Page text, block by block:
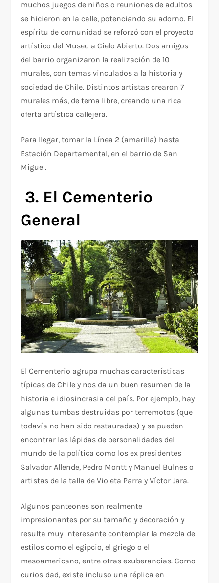
muchos juegos de niños o reuniones de adultos
se hicieron en la calle, potenciando su adorno. El
espíritu de comunidad se reforzó con el proyecto
artístico del Museo a Cielo Abierto. Dos amigos
del barrio organizaron la realización de 10
murales, con temas vinculados a la historia y
sociedad de Chile. Distintos artistas crearon 7
murales más, de tema libre, creando una rica
oferta artística callejera.
Para llegar, tomar la Línea 2 (amarilla) hasta
Estación Departamental, en el barrio de San
Miguel.
3. El Cementerio
General
El Cementerio agrupa muchas características
típicas de Chile y nos da un buen resumen de la
historia e idiosincrasia del país. Por ejemplo, hay
algunas tumbas destruidas por terremotos (que
todavía no han sido restauradas) y se pueden
encontrar las lápidas de personalidades del
mundo de la política como los ex presidentes
Salvador Allende, Pedro Montt y Manuel Bulnes o
artistas de la talla de Violeta Parra y Víctor Jara.
Algunos panteones son realmente
impresionantes por su tamaño y decoración y
resulta muy interesante contemplar la mezcla de
estilos como el egipcio, el griego o el
mesoamericano, entre otras exuberancias. Como
curiosidad, existe incluso una réplica en